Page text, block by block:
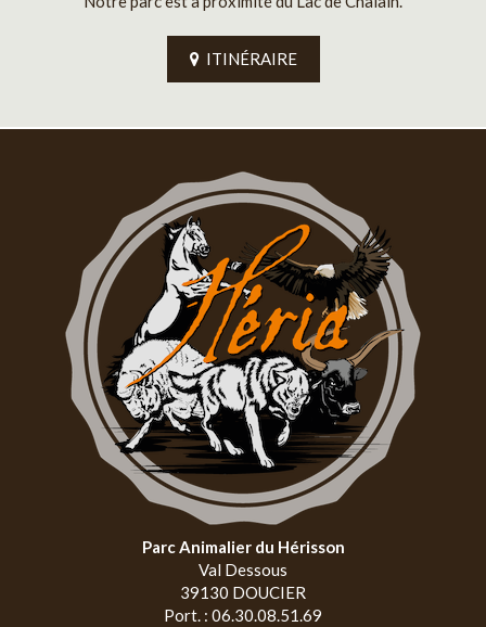
ITINÉRAIRE
Parc Animalier du Hérisson
Val Dessous
39130 DOUCIER
Port. : 06.30.08.51.69